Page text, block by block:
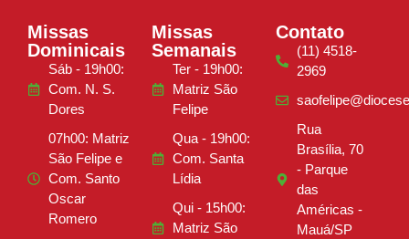
Missas
Dominicais
Sáb - 19h00:
Com. N. S.
Dores
07h00: Matriz
São Felipe e
Com. Santo
Oscar
Romero
Missas
Semanais
Ter - 19h00:
Matriz São
Felipe
Qua - 19h00:
Com. Santa
Lídia
Qui - 15h00:
Matriz São
Contato
(11) 4518-
2969
Rua
Brasília, 70
- Parque
das
Américas -
Mauá/SP